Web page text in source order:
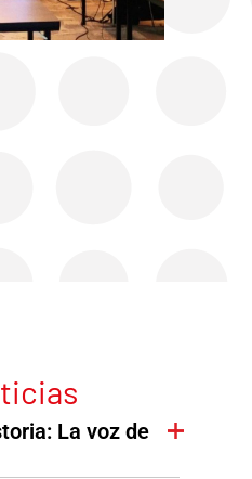
La voz de